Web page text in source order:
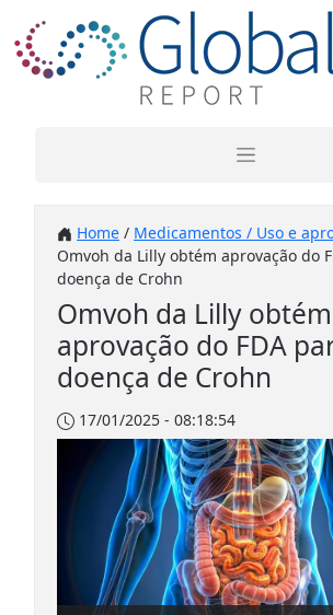
Home / Medicamentos / Uso e
Omvoh da Lilly obtém aprovação do
doença de Crohn
Omvoh da Lilly obtém
aprovação do FDA
doença de Crohn
17/01/2025 - 08:18:54